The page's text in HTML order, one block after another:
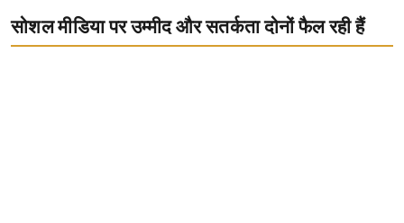
सोशल मीडिया पर उम्मीद और सतर्कता दोनों फैल रही हैं